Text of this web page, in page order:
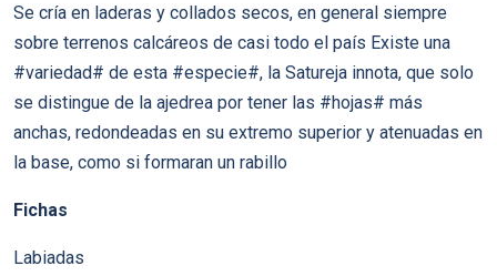
Se cría en laderas y collados secos, en general siempre
sobre terrenos calcáreos de casi todo el país Existe una
#variedad# de esta #especie#, la Satureja innota, que solo
se distingue de la ajedrea por tener las #hojas# más
anchas, redondeadas en su extremo superior y atenuadas en
la base, como si formaran un rabillo
Fichas
Labiadas